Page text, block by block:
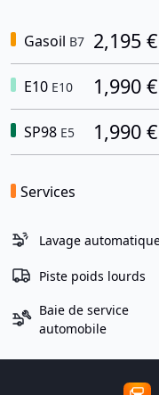
Gasoil B7 2,195 €
E10 E10 1,990 €
SP98 E5 1,990 €
Services
Lavage
Piste poids lourds
Baie de service
automobile